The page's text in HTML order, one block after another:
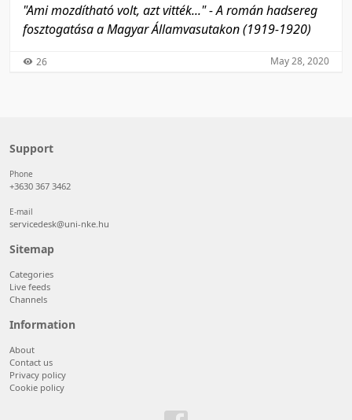
"Ami mozdítható volt, azt vitték..." - A román hadsereg
fosztogatása a Magyar Államvasutakon (1919-1920)
26 May 28, 2020
Support
Phone
+3630 367 3462
E-mail
servicedesk@uni-nke.hu
Sitemap
Categories
Live feeds
Channels
Information
About
Contact us
Privacy policy
Cookie policy